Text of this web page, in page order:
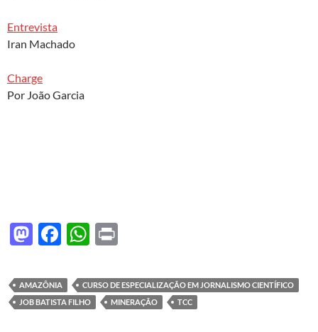
Entrevista
Iran Machado
Charge
Por João Garcia
M
to
d
F
e
b
W
at
s
nt
AMAZÔNIA
CURSO DE ESPECIALIZAÇÃO EM JORNALISMO CIENTÍFICO
JOB BATISTA FILHO
MINERAÇÃO TCC